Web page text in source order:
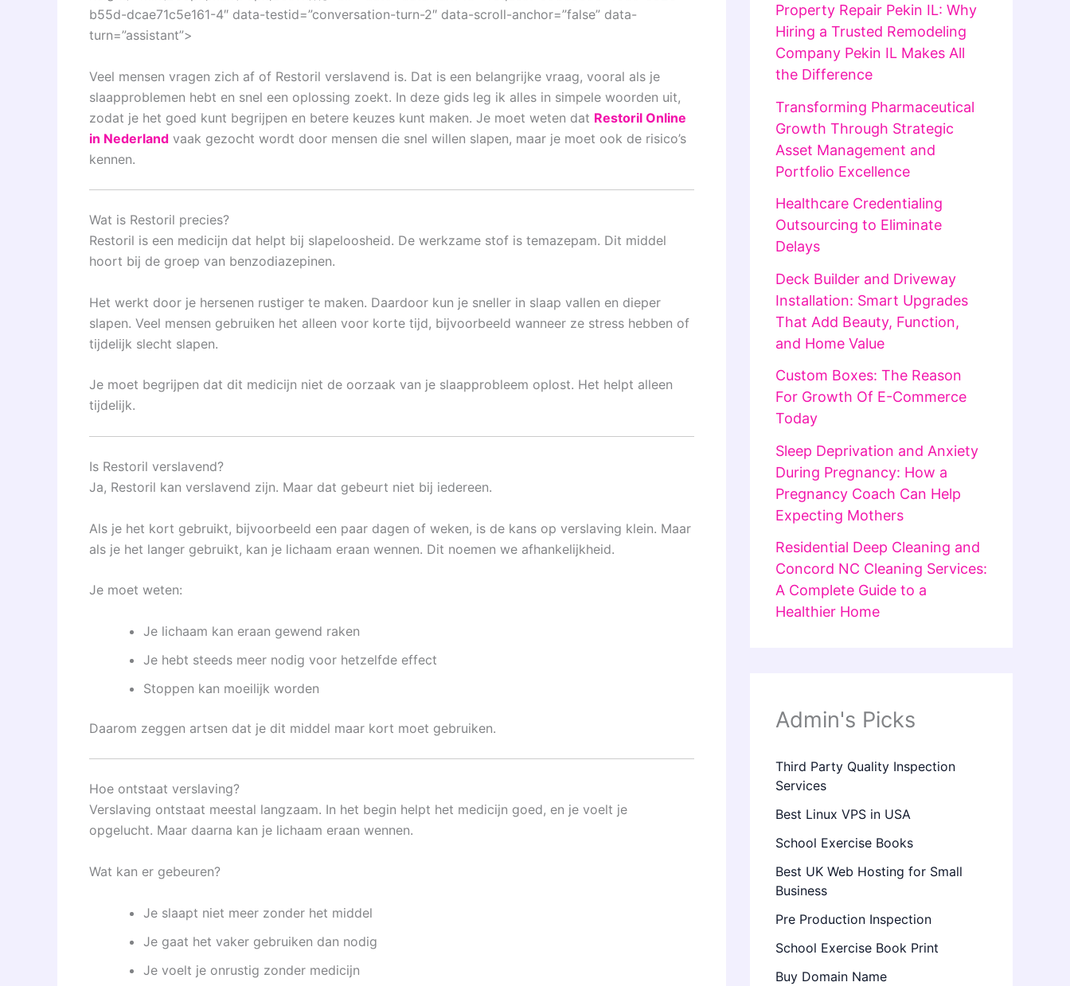
b55d-dcae71c5e161-4″ data-testid=”conversation-turn-2″ data-scroll-anchor=”false” data-
turn=”assistant”>
Veel mensen vragen zich af of Restoril verslavend is. Dat is een belangrijke vraag, vooral als je
slaapproblemen hebt en snel een oplossing zoekt. In deze gids leg ik alles in simpele woorden uit,
zodat je het goed kunt begrijpen en betere keuzes kunt maken. Je moet weten dat Restoril Online
in Nederland vaak gezocht wordt door mensen die snel willen slapen, maar je moet ook de risico’s
kennen.
Wat is Restoril precies?
Restoril is een medicijn dat helpt bij slapeloosheid. De werkzame stof is temazepam. Dit middel
hoort bij de groep van benzodiazepinen.
Het werkt door je hersenen rustiger te maken. Daardoor kun je sneller in slaap vallen en dieper
slapen. Veel mensen gebruiken het alleen voor korte tijd, bijvoorbeeld wanneer ze stress hebben of
tijdelijk slecht slapen.
Je moet begrijpen dat dit medicijn niet de oorzaak van je slaapprobleem oplost. Het helpt alleen
tijdelijk.
Is Restoril verslavend?
Ja, Restoril kan verslavend zijn. Maar dat gebeurt niet bij iedereen.
Als je het kort gebruikt, bijvoorbeeld een paar dagen of weken, is de kans op verslaving klein. Maar
als je het langer gebruikt, kan je lichaam eraan wennen. Dit noemen we afhankelijkheid.
Je moet weten:
Je lichaam kan eraan gewend raken
Je hebt steeds meer nodig voor hetzelfde effect
Stoppen kan moeilijk worden
Daarom zeggen artsen dat je dit middel maar kort moet gebruiken.
Hoe ontstaat verslaving?
Verslaving ontstaat meestal langzaam. In het begin helpt het medicijn goed, en je voelt je
opgelucht. Maar daarna kan je lichaam eraan wennen.
Wat kan er gebeuren?
Je slaapt niet meer zonder het middel
Je gaat het vaker gebruiken dan nodig
Je voelt je onrustig zonder medicijn
Property Repair Pekin IL: Why
Hiring a Trusted Remodeling
Company Pekin IL Makes All
the Difference
Transforming Pharmaceutical
Growth Through Strategic
Asset Management and
Portfolio Excellence
Healthcare Credentialing
Outsourcing to Eliminate
Delays
Deck Builder and Driveway
Installation: Smart Upgrades
That Add Beauty, Function,
and Home Value
Custom Boxes: The Reason
For Growth Of E-Commerce
Today
Sleep Deprivation and Anxiety
During Pregnancy: How a
Pregnancy Coach Can Help
Expecting Mothers
Residential Deep Cleaning and
Concord NC Cleaning Services:
A Complete Guide to a
Healthier Home
Admin's Picks
Third Party Quality Inspection
Services
Best Linux VPS in USA
School Exercise Books
Best UK Web Hosting for Small
Business
Pre Production Inspection
School Exercise Book Print
Buy Domain Name